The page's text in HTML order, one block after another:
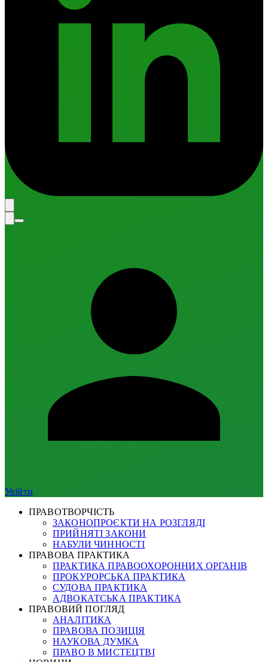
Увійти
ПРАВОТВОРЧІСТЬ
ЗАКОНОПРОЄКТИ НА РОЗГЛЯДІ
ПРИЙНЯТІ ЗАКОНИ
НАБУЛИ ЧИННОСТІ
ПРАВОВА ПРАКТИКА
ПРАКТИКА ПРАВООХОРОННИХ ОРГАНІВ
ПРОКУРОРСЬКА ПРАКТИКА
СУДОВА ПРАКТИКА
АДВОКАТСЬКА ПРАКТИКА
ПРАВОВИЙ ПОГЛЯД
АНАЛІТИКА
ПРАВОВА ПОЗИЦІЯ
НАУКОВА ДУМКА
ПРАВО В МИСТЕЦТВІ